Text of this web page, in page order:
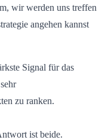
wir werden uns treffen
angehen kannst
Signal für das
zu ranken.
ist beide.